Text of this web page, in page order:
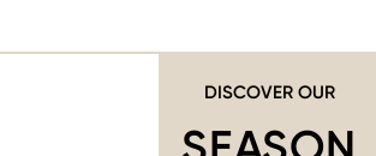
DISCOVER OUR